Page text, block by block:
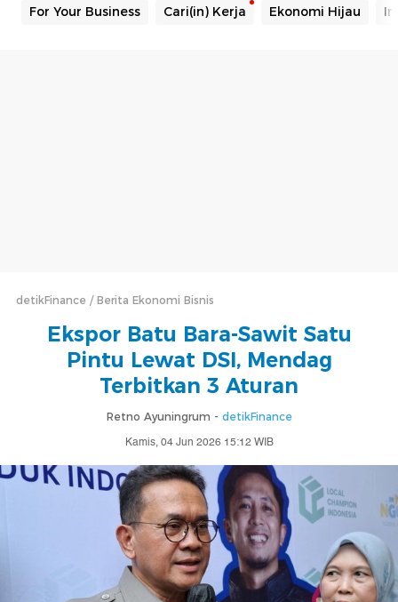
For Your Business Cari(in) Kerja Ekonomi Hijau
detikFinance Berita Ekonomi Bisnis
Ekspor Batu Bara-Sawit Satu
Pintu Lewat DSI, Mendag
Terbitkan 3 Aturan
Retno Ayuningrum - detikFinance
Kamis, 04 Jun 2026 15:12 WIB